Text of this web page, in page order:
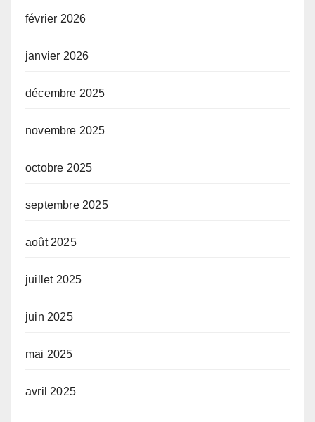
février 2026
janvier 2026
décembre 2025
novembre 2025
octobre 2025
septembre 2025
août 2025
juillet 2025
juin 2025
mai 2025
avril 2025